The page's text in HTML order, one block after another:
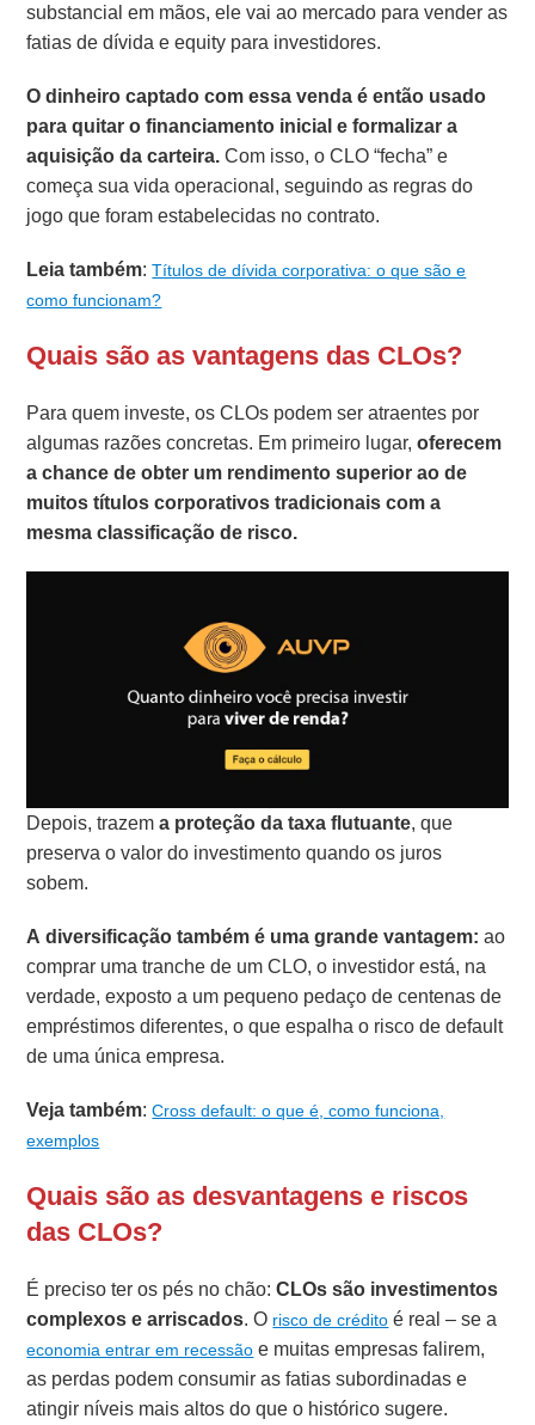
substancial em mãos, ele vai ao mercado para vender as
fatias de dívida e equity para investidores.
O dinheiro captado com essa venda é então usado
para quitar o financiamento inicial e formalizar a
aquisição da carteira.Com isso, o CLO “fecha” e
começa sua vida operacional, seguindo as regras do
jogo que foram estabelecidas no contrato.
Leia também:Títulos de dívida corporativa: o que são e
como funcionam?
Quais são as vantagens das CLOs?
Para quem investe, os CLOs podem ser atraentes por
algumas razões concretas. Em primeiro lugar,oferecem
a chance de obter um rendimento superior ao de
muitos títulos corporativos tradicionais com a
mesma classificação de risco.
Depois, trazema proteção da taxa flutuante, que
preserva o valor do investimento quando os juros
sobem.
A diversificação também é uma grande vantagem:ao
comprar uma tranche de um CLO, o investidor está, na
verdade, exposto a um pequeno pedaço de centenas de
empréstimos diferentes, o que espalha o risco de default
de uma única empresa.
Veja também:Cross default: o que é, como funciona,
exemplos
Quais são as desvantagens e riscos
das CLOs?
É preciso ter os pés no chão:CLOs são investimentos
complexos e arriscados. O risco de crédito é real – se a
economia entrar em recessão e muitas empresas falirem,
as perdas podem consumir as fatias subordinadas e
atingir níveis mais altos do que o histórico sugere.